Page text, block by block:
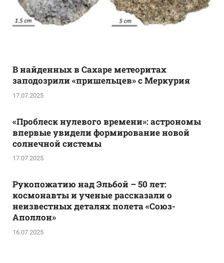
В найденных в Сахаре метеоритах
заподозрили «пришельцев» с Меркурия
17.07.2025
«Проблеск нулевого времени»: астрономы
впервые увидели формирование новой
солнечной системы
17.07.2025
Рукопожатию над Эльбой – 50 лет:
космонавты и ученые рассказали о
неизвестных деталях полета «Союз-
Аполлон»
16.07.2025